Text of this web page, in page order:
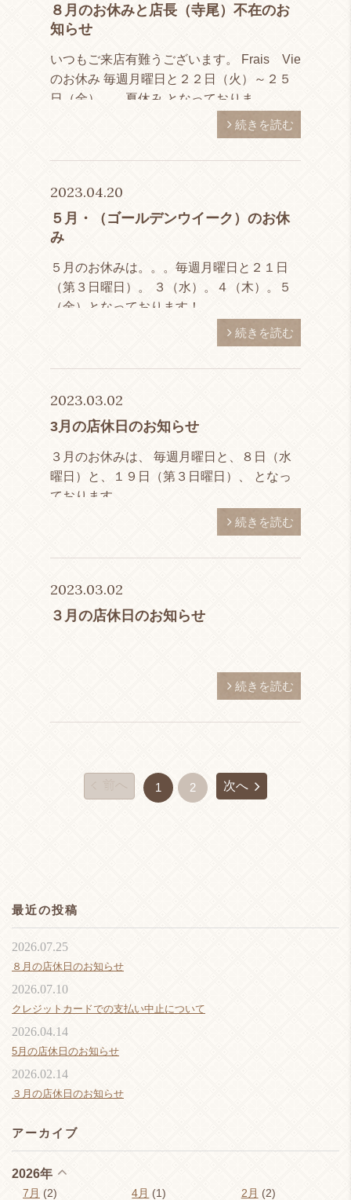
８月のお休みと店長（寺尾）不在のお
知らせ
いつもご来店有難うございます。 Frais Vie
のお休み 毎週月曜日と２２日（火）～２５
日（金）。。夏休み となっておりま
す！。。。（２０日の第３日曜日は営業致し
ます。） 寺尾不在 ８月２２日（火）～９月
２０日（水）ま […]
続きを読む
2023.04.20
５月・（ゴールデンウイーク）のお休
み
５月のお休みは。。。毎週月曜日と２１日
（第３日曜日）。 ３（水）。４（木）。５
（金）となっております！
続きを読む
2023.03.02
3月の店休日のお知らせ
３月のお休みは、 毎週月曜日と、８日（水
曜日）と、１９日（第３日曜日）、 となっ
ております。
続きを読む
2023.03.02
３月の店休日のお知らせ
続きを読む
前へ 1 2 次へ
最近の投稿
８月の店休日のお知らせ
2026.07.25
クレジットカードでの支払い中止について
2026.07.10
5月の店休日のお知らせ
2026.04.14
３月の店休日のお知らせ
2026.02.14
アーカイブ
2026年
7月 (2) 4月 (1) 2月 (2)